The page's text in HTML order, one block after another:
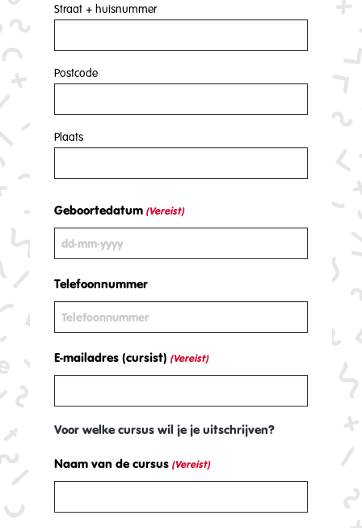
Straat + huisnummer
Postcode
Plaats
Geboortedatum (Vereist)
DD
MM
dash
JJJJ
Telefoonnummer
E-mailadres (cursist) (Vereist)
Voor welke cursus wil je je uitschrijven?
Naam van de cursus (Vereist)